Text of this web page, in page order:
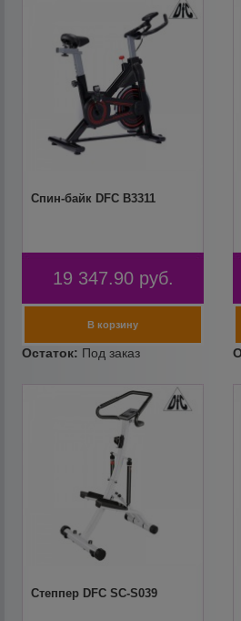
Спин-байк DFC B3311
19 347.90 руб.
Степпер DFC SС-S039